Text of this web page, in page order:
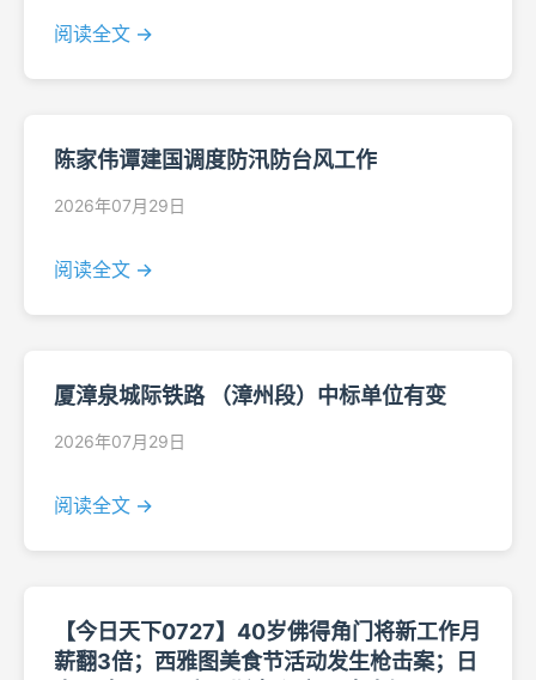
阅读全文 →
陈家伟谭建国调度防汛防台风工作
2026年07月29日
阅读全文 →
厦漳泉城际铁路 （漳州段）中标单位有变
2026年07月29日
阅读全文 →
【今日天下0727】40岁佛得角门将新工作月
薪翻3倍；西雅图美食节活动发生枪击案；日